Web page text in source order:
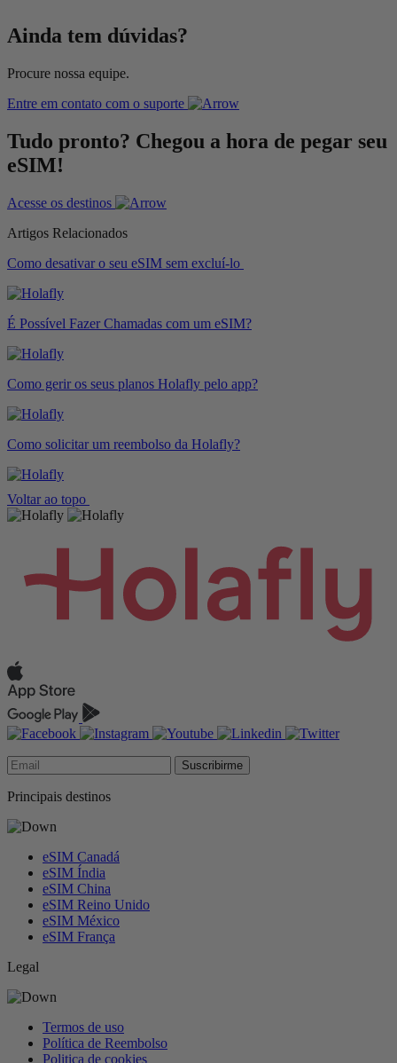
Ainda tem dúvidas?
Procure nossa equipe.
Entre em contato com o suporte
Tudo pronto? Chegou a hora de pegar seu
eSIM!
Acesse os destinos
Artigos Relacionados
Como desativar o seu eSIM sem excluí-lo
É Possível Fazer Chamadas com um eSIM?
Como gerir os seus planos Holafly pelo app?
Como solicitar um reembolso da Holafly?
Voltar ao topo
Suscribirme
Principais destinos
eSIM Canadá
eSIM Índia
eSIM China
eSIM Reino Unido
eSIM México
eSIM França
Legal
Termos de uso
Política de Reembolso
Politica de cookies